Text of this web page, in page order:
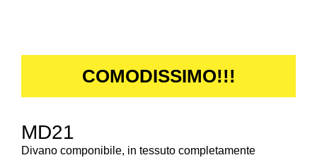
COMODISSIMO!!!
MD21
Divano componibile, in tessuto completamente